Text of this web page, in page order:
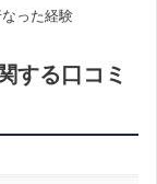
った経験
する口コミ